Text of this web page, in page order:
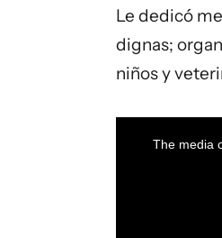
Le dedicó
dignas;
niños y
This
The media